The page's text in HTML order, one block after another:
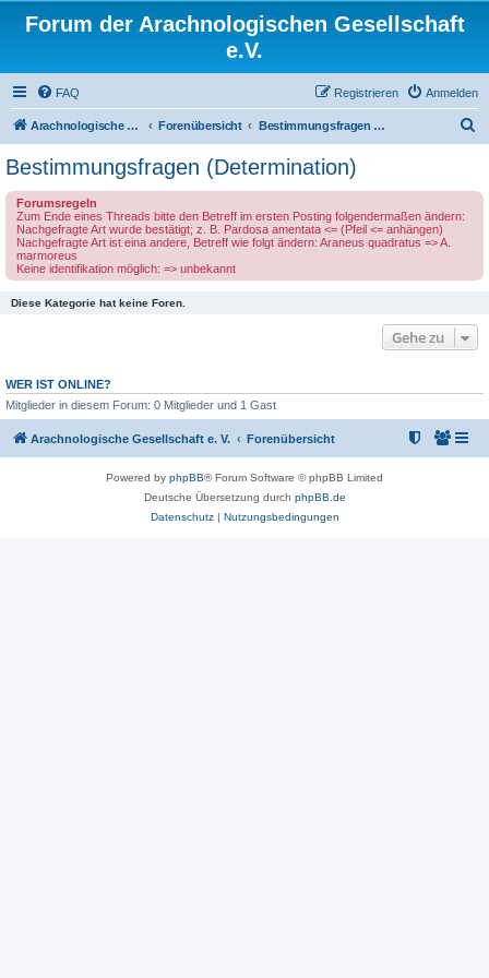
Forum der Arachnologischen Gesellschaft
e.V.
FAQ Anmelden
Registrieren
Arachnologische Gesellschaft e. V. Forenübersicht Bestimmungsfragen (Determination)
Bestimmungsfragen (Determination)
Forumsregeln
Zum Ende eines Threads bitte den Betreff im ersten Posting folgendermaßen ändern:
Nachgefragte Art wurde bestätigt; z. B. Pardosa amentata <= (Pfeil <= anhängen)
Nachgefragte Art ist eina andere, Betreff wie folgt ändern: Araneus quadratus => A.
marmoreus
Keine identifikation möglich: => unbekannt
Diese Kategorie hat keine Foren.
Gehe zu
WER IST ONLINE?
Mitglieder in diesem Forum: 0 Mitglieder und 1 Gast
Arachnologische Gesellschaft e. V. Forenübersicht
Powered by phpBB® Forum Software © phpBB Limited
Deutsche Übersetzung durch phpBB.de
Datenschutz| Nutzungsbedingungen